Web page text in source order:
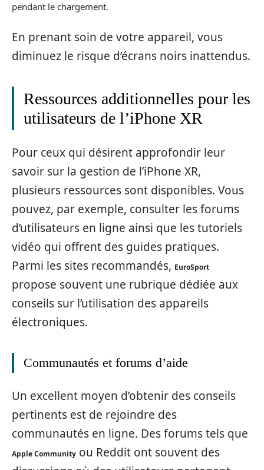
pendant le chargement.
En prenant soin de votre appareil, vous
diminuez le risque d’écrans noirs inattendus.
Ressources additionnelles pour les
utilisateurs de l’iPhone XR
Pour ceux qui désirent approfondir leur
savoir sur la gestion de l’iPhone XR,
plusieurs ressources sont disponibles. Vous
pouvez, par exemple, consulter les forums
d’utilisateurs en ligne ainsi que les tutoriels
vidéo qui offrent des guides pratiques.
Parmi les sites recommandés, EuroSport
propose souvent une rubrique dédiée aux
conseils sur l’utilisation des appareils
électroniques.
Communautés et forums d’aide
Un excellent moyen d’obtenir des conseils
pertinents est de rejoindre des
communautés en ligne. Des forums tels que
Apple Community ou Reddit ont souvent des